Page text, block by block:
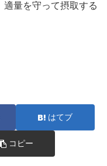
量を守って摂取する
はてブ
コピー